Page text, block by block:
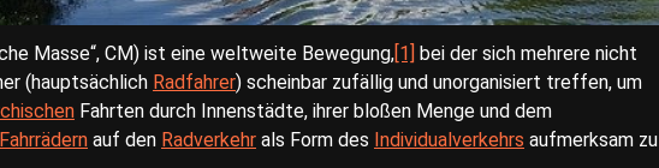
Masse“, CM) ist eine weltweite Bewegung, [1]
bei der sich mehrere nicht
(hauptsächlich Radfahrer) scheinbar zufällig und unorganisiert treffen, um
Fahrten durch Innenstädte, ihrer bloßen Menge und dem
Fahrrädern auf den Radverkehr als Form des Individualverkehrs aufmerksam zu